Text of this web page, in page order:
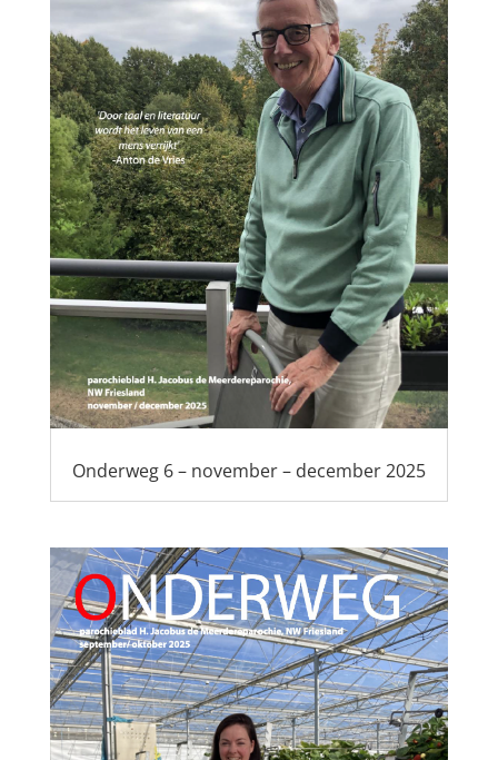
Onderweg 6 – november – december 2025